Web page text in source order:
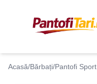
Acasă/Bărbați/Pantofi Sport